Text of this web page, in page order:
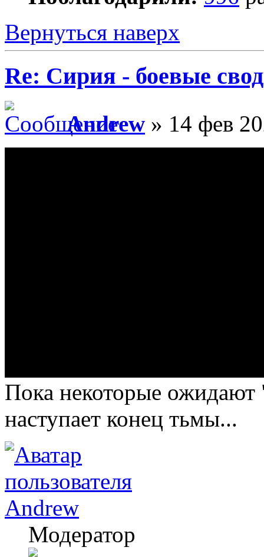
Вернуться наверх
Re: Сирия - боевые
Andrew » 14 фев
Пока некоторые ожидают
наступает конец тьмы...
Andrew
Модератор